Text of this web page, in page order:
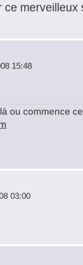
ce merveilleux
15:48
ou commence
03:00